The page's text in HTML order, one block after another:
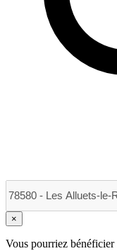
×
Vous pourriez bénéficier